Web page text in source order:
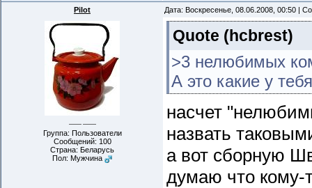
Pilot Дата: Воскресенье, 08.06.2008, 00:50 |
Группа: Пользователи
Сообщений: 100
Страна: Беларусь
Пол: Мужчина
Quote (hcbrest)
>3 нелюбимых
А это какие у
насчет
назвать
а вот сборную
думаю что кому-